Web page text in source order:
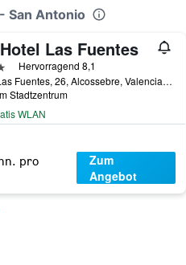
San Antonio
Las Fuentes
Hervorragend 8,1
Avenida Las Fuentes, 26, Alcossebre, Valencia, Spanien
Stadtzentrum
WLAN
pro
Zum
Angebot